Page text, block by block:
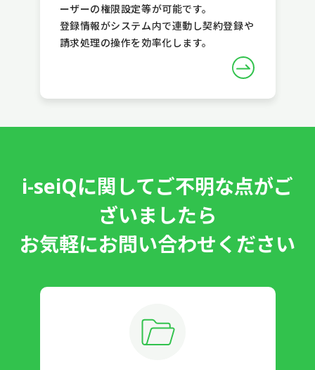
ーザーの権限設定等が可能です。
登録情報がシステム内で連動し契約登録や
請求処理の操作を効率化します。
i-seiQに関してご不明な点がご
ざいましたら
お気軽にお問い合わせください